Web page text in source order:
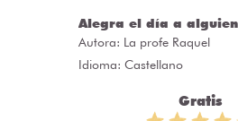
Alegra el día a alguien
Autora: La profe Raquel
Idioma: Castellano
Gratis